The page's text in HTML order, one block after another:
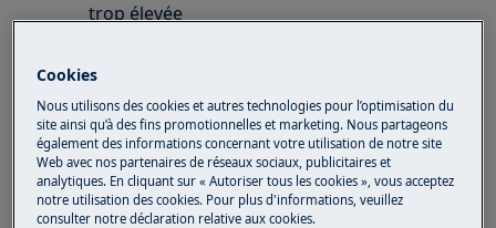
trop élevée
Concerne :
Réfrigérateur
Réfrigérateur-congélateur
Cookies
Nous utilisons des cookies et autres technologies pour l’optimisation du
site ainsi qu’à des fins promotionnelles et marketing. Nous partageons
également des informations concernant votre utilisation de notre site
Web avec nos partenaires de réseaux sociaux, publicitaires et
analytiques. En cliquant sur « Autoriser tous les cookies », vous acceptez
notre utilisation des cookies. Pour plus d'informations, veuillez
consulter notre déclaration relative aux cookies.